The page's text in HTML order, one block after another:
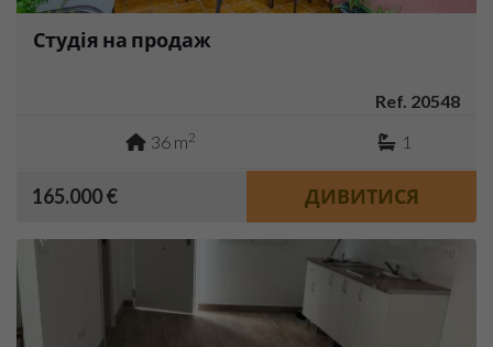
Студія на продаж
Ref. 20548
36 m2 1
165.000 € ДИВИТИСЯ